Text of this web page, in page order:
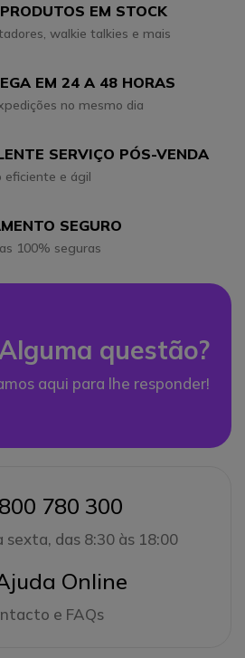
EM STOCK
walkie talkies e mais
EM 24 A 48 HORAS
no mesmo dia
SERVIÇO PÓS-VENDA
eficiente e ágil
SEGURO
100% seguras
questão?
aqui para lhe responder!
icon
800 780 300
sexta, das 8:30 às 18:00
Online
e FAQs